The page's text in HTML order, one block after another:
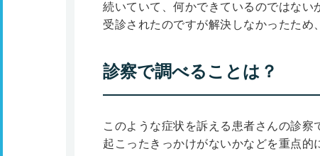
続いていて、何かできているのではな
受診されたのですが解決しなかったため
診察で調べることは？
このような症状を訴える患者さんの診
起こったきっかけがないかなどを重点的